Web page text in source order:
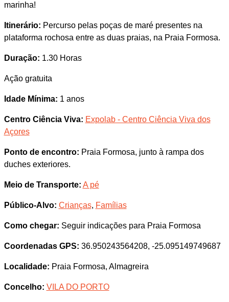
marinha!
Itinerário: Percurso pelas poças de maré presentes na
plataforma rochosa entre as duas praias, na Praia Formosa.
Duração: 1.30 Horas
Ação gratuita
Idade Mínima: 1 anos
Centro Ciência Viva: Expolab - Centro Ciência Viva dos
Açores
Ponto de encontro: Praia Formosa, junto à rampa dos
duches exteriores.
Meio de Transporte: A pé
Público-Alvo: Crianças, Famílias
Como chegar: Seguir indicações para Praia Formosa
Coordenadas GPS: 36.950243564208, -25.095149749687
Localidade: Praia Formosa, Almagreira
Concelho: VILA DO PORTO